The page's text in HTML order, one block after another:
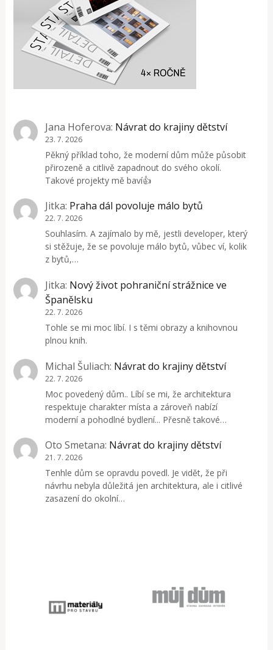
Jana Hoferova: Návrat do krajiny dětství
23. 7. 2026
Pěkný příklad toho, že moderní dům může působit
přirozeně a citlivě zapadnout do svého okolí.
Takové projekty mě baví👍
Jitka: Praha dál povoluje málo bytů
22. 7. 2026
Souhlasím. A zajímalo by mě, jestli developer, který
si stěžuje, že se povoluje málo bytů, vůbec ví, kolik
z bytů,…
Jitka: Nový život pohraniční strážnice ve
Španělsku
22. 7. 2026
Tohle se mi moc líbí. I s těmi obrazy a knihovnou
plnou knih.
Michal Šuliach: Návrat do krajiny dětství
22. 7. 2026
Moc povedený dům.. Líbí se mi, že architektura
respektuje charakter místa a zároveň nabízí
moderní a pohodlné bydlení... Přesně takové…
Oto Smetana: Návrat do krajiny dětství
21. 7. 2026
Tenhle dům se opravdu povedl. Je vidět, že při
návrhu nebyla důležitá jen architektura, ale i citlivé
zasazení do okolní…